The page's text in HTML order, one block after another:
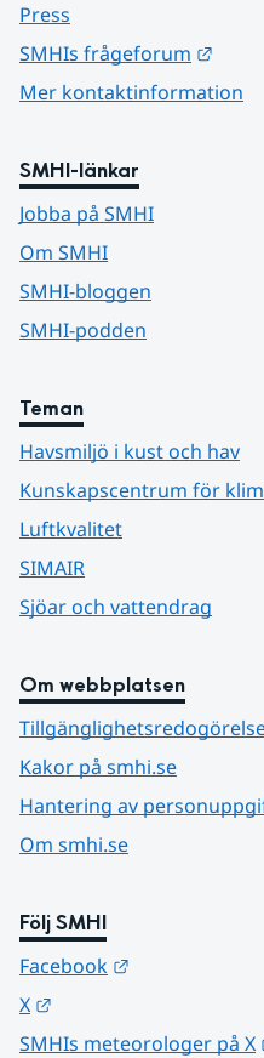
Press
SMHIs frågeforum
Mer kontaktinformation
SMHI-länkar
Jobba på SMHI
Om SMHI
SMHI-bloggen
SMHI-podden
Teman
Havsmiljö i kust och hav
Kunskapscentrum för
Luftkvalitet
SIMAIR
Sjöar och vattendrag
Om webbplatsen
Kakor på smhi.se
Hantering av
Om smhi.se
Följ SMHI
Facebook
X
SMHIs meteorologer på X